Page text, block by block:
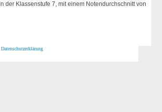
der Klassenstufe 7, mit einem Notendurchschnitt von
Datenschutzerklärung